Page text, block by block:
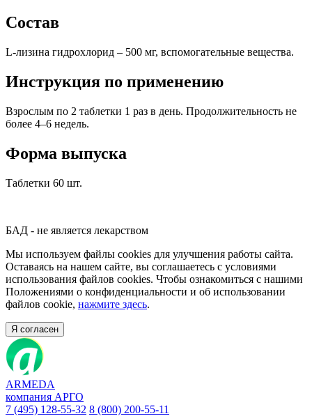
Состав
L-лизина гидрохлорид – 500 мг, вспомогательные вещества.
Инструкция по применению
Взрослым по 2 таблетки 1 раз в день. Продолжительность не
более 4–6 недель.
Форма выпуска
Таблетки 60 шт.
БАД - не является лекарством
Мы используем файлы cookies для улучшения работы сайта.
Оставаясь на нашем сайте, вы соглашаетесь с условиями
использования файлов cookies. Чтобы ознакомиться с нашими
Положениями о конфиденциальности и об использовании
файлов cookie, нажмите здесь.
Я согласен
ARMEDA
компания АРГО
7 (495) 128-55-32 8 (800) 200-55-11